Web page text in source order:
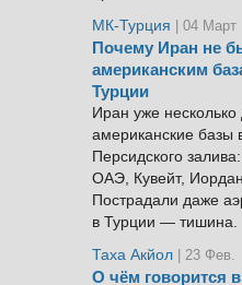
МК-Турция
| 04 Март
Почему Иран не
американским
Турции
Иран уже
американские базы
Персидского
ОАЭ, Кувейт,
Пострадали даже
в Турции —
Таха Акйол | 23 Фев.
О чём говорится